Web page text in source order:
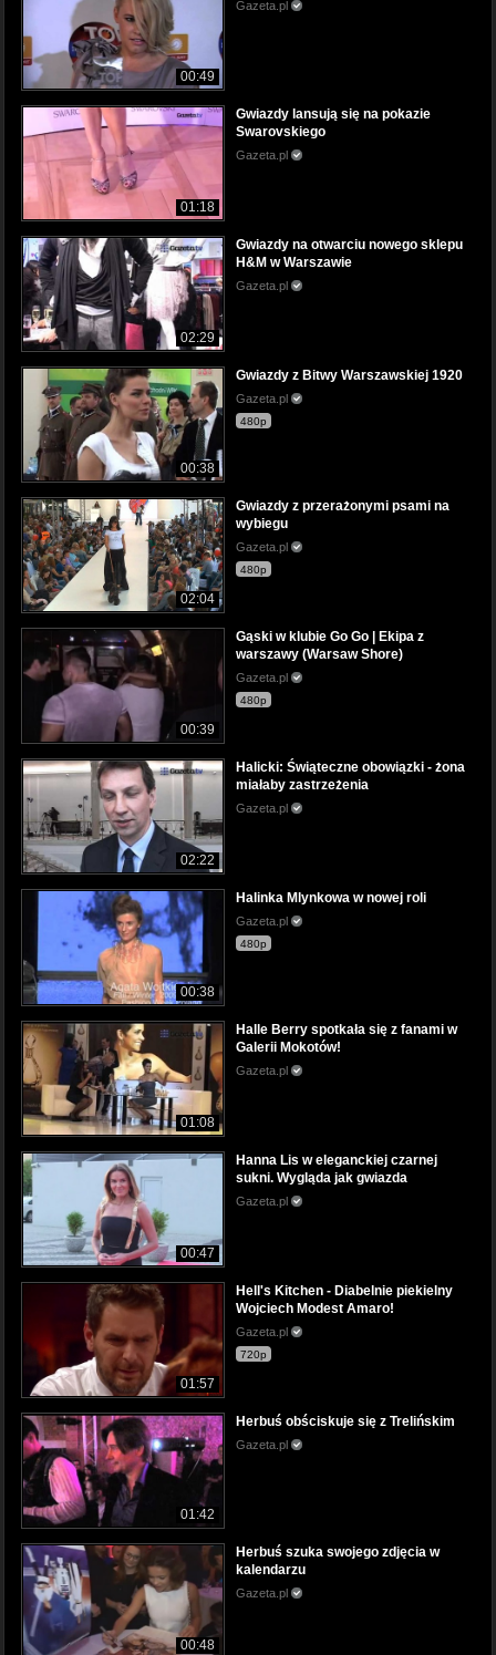
00:49
Gazeta.pl
01:18
Gwiazdy lansują się na pokazie
Swarovskiego
Gazeta.pl
02:29
Gwiazdy na otwarciu nowego sklepu
H&M w Warszawie
Gazeta.pl
00:38
Gwiazdy z Bitwy Warszawskiej 1920
Gazeta.pl
480p
02:04
Gwiazdy z przerażonymi psami na
wybiegu
Gazeta.pl
480p
00:39
Gąski w klubie Go Go | Ekipa z
warszawy (Warsaw Shore)
Gazeta.pl
480p
02:22
Halicki: Świąteczne obowiązki - żona
miałaby zastrzeżenia
Gazeta.pl
00:38
Halinka Mlynkowa w nowej roli
Gazeta.pl
480p
01:08
Halle Berry spotkała się z fanami w
Galerii Mokotów!
Gazeta.pl
00:47
Hanna Lis w eleganckiej czarnej
sukni. Wygląda jak gwiazda
Gazeta.pl
01:57
Hell's Kitchen - Diabelnie piekielny
Wojciech Modest Amaro!
Gazeta.pl
720p
01:42
Herbuś obściskuje się z Trelińskim
Gazeta.pl
00:48
Herbuś szuka swojego zdjęcia w
kalendarzu
Gazeta.pl